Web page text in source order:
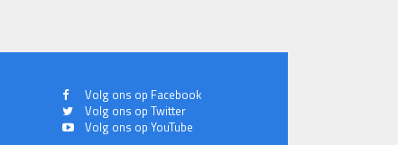
Volg ons op Facebook
Volg ons op Twitter
Volg ons op YouTube